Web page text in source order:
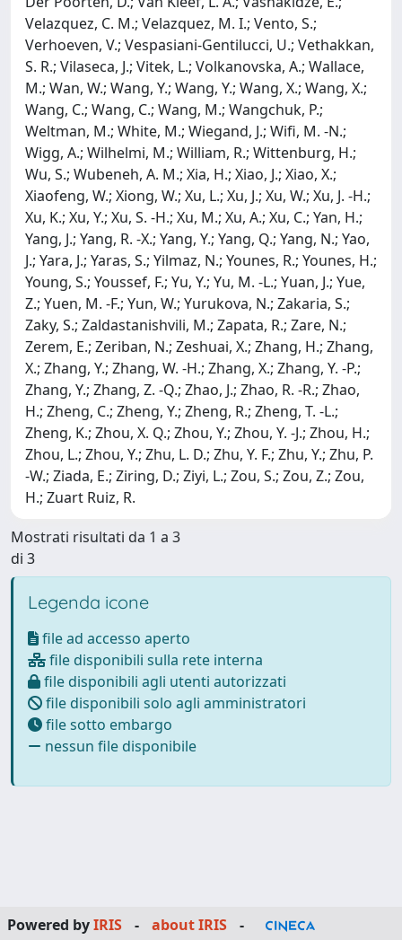
Mostrati risultati da 1 a 3
di 3
Legenda icone
file ad accesso aperto
file disponibili sulla rete interna
file disponibili agli utenti autorizzati
file disponibili solo agli amministratori
file sotto embargo
nessun file disponibile
Powered byIRIS - about IRIS
-